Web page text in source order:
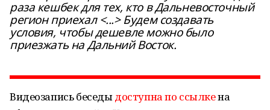
раза кешбек для тех, кто в Дальневосточный
регион приехал <...> Будем создавать
условия, чтобы дешевле можно было
приезжать на Дальний Восток.
Видеозапись беседыдоступна по ссылкена